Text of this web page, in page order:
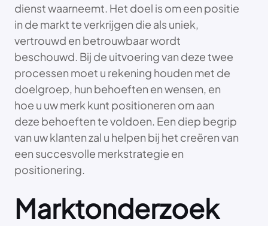
dienst waarneemt. Het doel is om een positie
in de markt te verkrijgen die als uniek,
vertrouwd en betrouwbaar wordt
beschouwd. Bij de uitvoering van deze twee
processen moet u rekening houden met de
doelgroep, hun behoeften en wensen, en
hoe u uw merk kunt positioneren om aan
deze behoeften te voldoen. Een diep begrip
van uw klanten zal u helpen bij het creëren van
een succesvolle merkstrategie en
positionering.
Marktonderzoek